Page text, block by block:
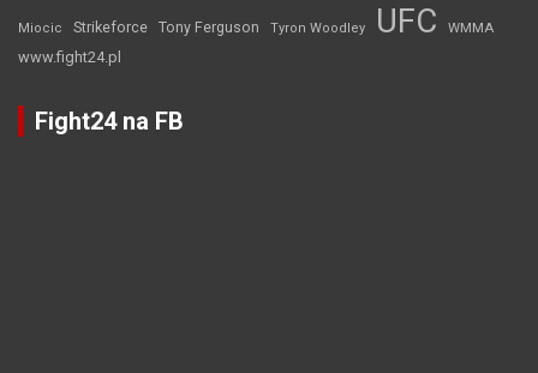
Miocic Strikeforce Tony Ferguson Tyron Woodley UFC WMMA
www.fight24.pl
Fight24 na FB